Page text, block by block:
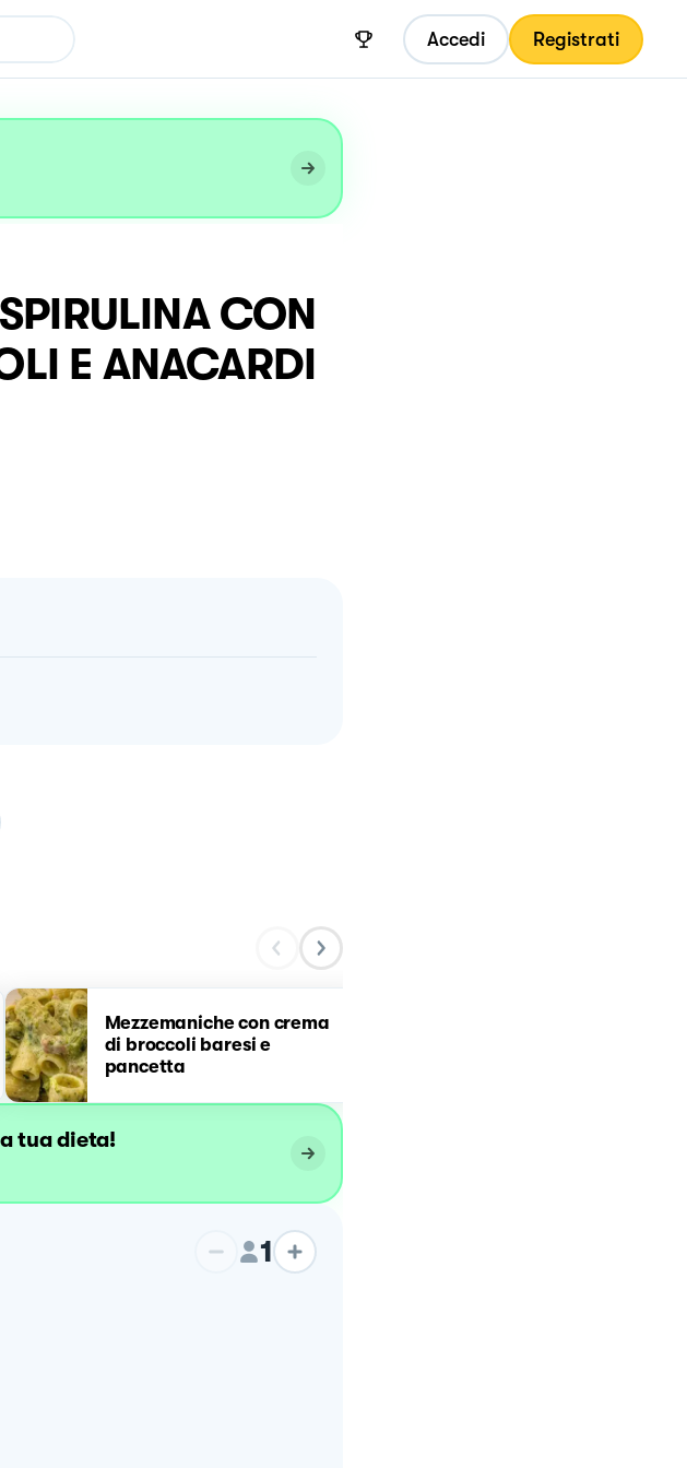
Accedi Registrati
CON
E ANACARDI
Mezzemaniche con crema
di broccoli baresi e
pancetta
tua dieta!
1